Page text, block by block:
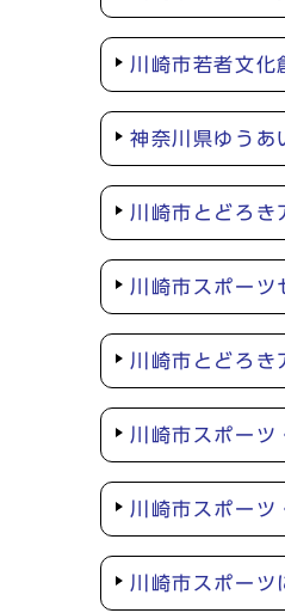
川崎市若者文化
神奈川県ゆうあ
川崎市とどろき
川崎市スポーツ
川崎市とどろき
川崎市スポーツ
川崎市スポーツ
川崎市スポーツ